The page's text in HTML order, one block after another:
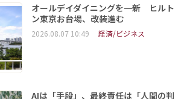
オールデイダイニングを一新 ヒルト
ン東京お台場、改装進む
2026.08.07 10:49 経済/ビジネス
AIは「手段」、最終責任は「人間の判